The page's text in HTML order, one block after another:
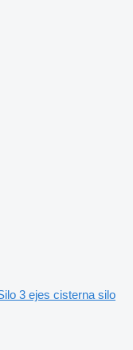
3 ejes cisterna silo